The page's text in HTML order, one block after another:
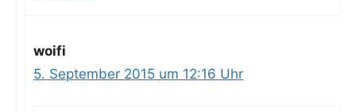
woifi
5. September 2015 um 12:16 Uhr